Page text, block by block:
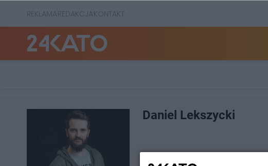
REKLAMAREDAKCJAKONTAKT
Daniel Lekszycki